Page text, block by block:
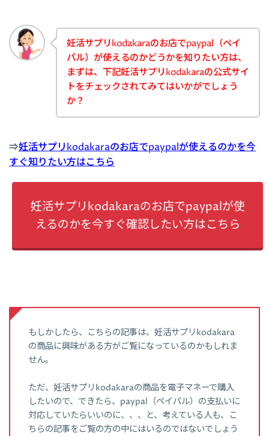
妊活サプリkodakaraのお店でpaypal（ペイ
パル）が使えるのかどうかを知りたい方は、
まずは、下記妊活サプリkodakaraの公式サイ
トをチェックされてみてはいかがでしょう
か？
⇒妊活サプリkodakaraのお店でpaypalが使えるのかを今
すぐ知りたい方はこちら
妊活サプリkodakaraのお店でpaypalが使
えるのかを今すぐ確認したい方はこちら
もしかしたら、こちらの記事は、妊活サプリkodakara
の商品に興味がある方がご覧になっているのかもしれま
せん。
ただ、妊活サプリkodakaraの商品を電子マネーで購入
したいので、できたら、paypal（ペイパル）の支払いに
対応していたらいいのに、、、と、考えている人も、こ
ちらの記事をご覧の方の中にはいるのではないでしょう